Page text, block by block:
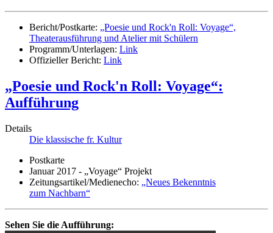
Bericht/Postkarte: „Poesie und Rock'n Roll: Voyage“,
Theaterausführung und Atelier mit Schülern
Programm/Unterlagen: Link
Offizieller Bericht: Link
„Poesie und Rock'n Roll: Voyage“:
Aufführung
Details
Die klassische fr. Kultur
Postkarte
Januar 2017 - „Voyage“ Projekt
Zeitungsartikel/Medienecho: „Neues Bekenntnis
zum Nachbarn“
Sehen Sie die Aufführung: